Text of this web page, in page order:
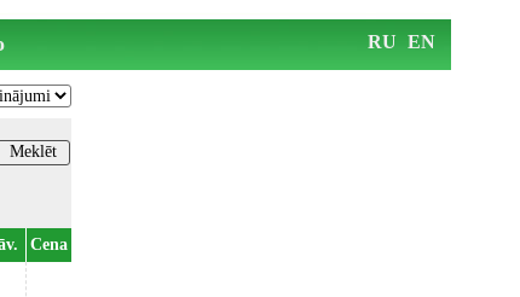
RU EN
Cena